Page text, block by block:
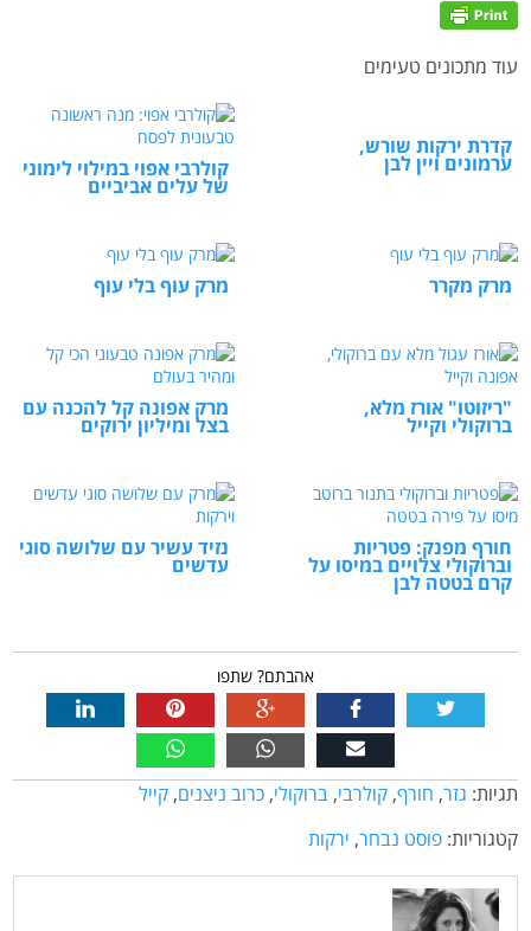
עוד מתכונים טעימים
קדרת ירקות שורש,
ערמונים ויין לבן קולרבי אפוי במילוי לימוני
של עלים אביביים
מרק מקרר מרק עוף בלי עוף
"ריזוטו" אורז מלא,
ברוקולי וקייל
מרק אפונה קל להכנה עם
בצל ומיליון ירוקים
חורף מפנק: פטריות
וברוקולי צלויים במיסו על
קרם בטטה לבן
נזיד עשיר עם שלושה סוגי
עדשים
אהבתם? שתפו
תגיות: גזר, חורף, קולרבי, ברוקולי, כרוב ניצנים, קייל
קטגוריות: פוסט נבחר, ירקות